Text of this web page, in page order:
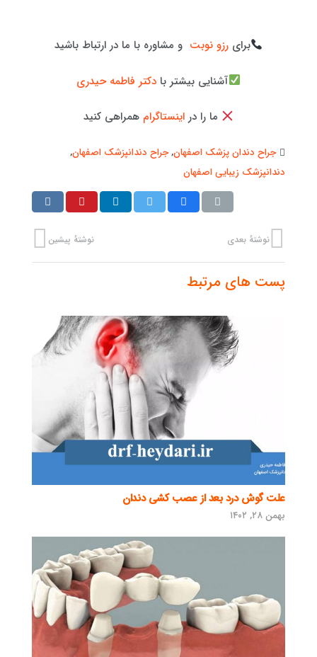
برای رزو نوبت و مشاوره با ما در ارتباط باشید
آشنایی بیشتر با دکتر فاطمه حیدری
ما را دراینستاگرامهمراهی کنید
جراح دندان پزشک اصفهان,جراح دندانپزشک اصفهان,
دندانپزشک زیبایی اصفهان
نوشتهٔ پیشین نوشتهٔ بعدی
پست های مرتبط
علت گوش درد بعد از عصب کشی دندان
بهمن ۲۸, ۱۴۰۲